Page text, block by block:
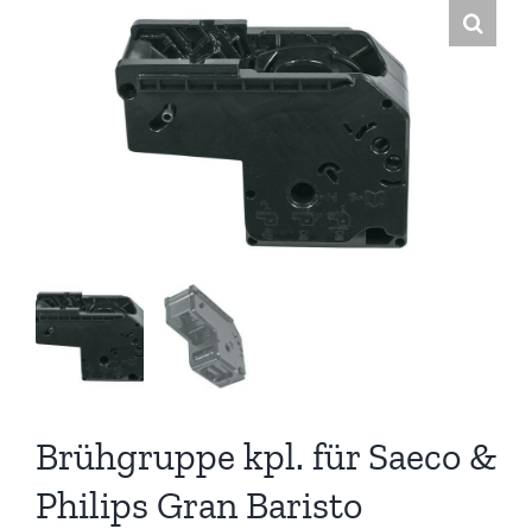
Brühgruppe kpl. für Saeco &
Philips Gran Baristo